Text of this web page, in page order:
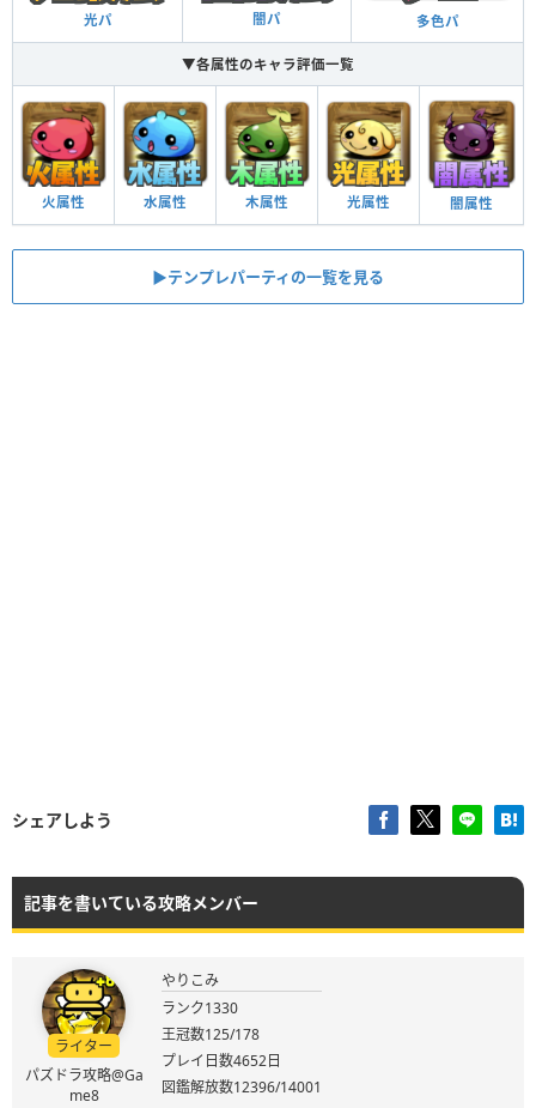
光パ 闇パ 多色パ
▼各属性のキャラ評価一覧
火属性 水属性 木属性 光属性 闇属性
▶︎テンプレパーティの一覧を見る
シェアしよう
記事を書いている攻略メンバー
ライター
パズドラ攻略@Ga
me8
やりこみ
ランク1330
王冠数125/178
プレイ日数4652日
図鑑解放数12396/14001